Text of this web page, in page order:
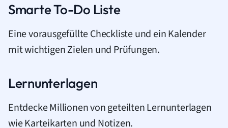
Smarte To-Do Liste
Eine vorausgefüllte Checkliste und ein Kalender
mit wichtigen Zielen und Prüfungen.
Lernunterlagen
Entdecke Millionen von geteilten Lernunterlagen
wie Karteikarten und Notizen.